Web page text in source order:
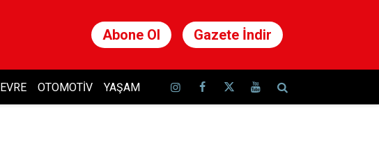
Abone Ol Gazete İndir
OTOMOTIV YAŞAM